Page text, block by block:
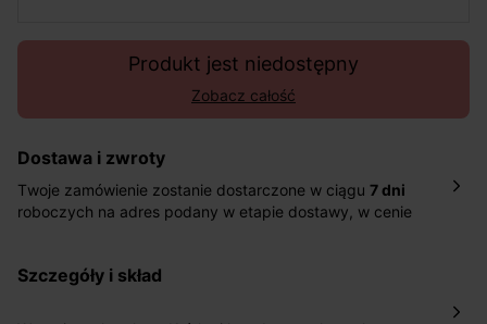
Produkt jest niedostępny
Zobacz całość
Dostawa i zwroty
Twoje zamówienie zostanie dostarczone w ciągu 7 dni
roboczych na adres podany w etapie dostawy, w cenie
pośrednictwem DHL Express.
szczegóły i skład